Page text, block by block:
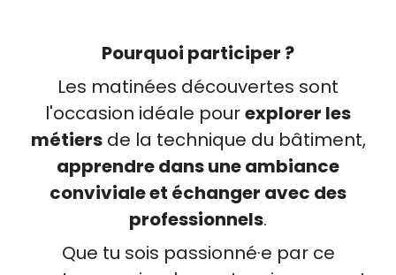
Pourquoi participer ?
Les matinées découvertes sont
l'occasion idéale pourexplorer les
métiersde la technique du bâtiment,
apprendre dans une ambiance
conviviale et échanger avec des
professionnels.
Que tu sois passionné·e par ce